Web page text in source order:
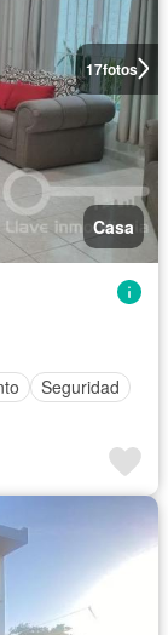
17fotos
Casa
Seguridad